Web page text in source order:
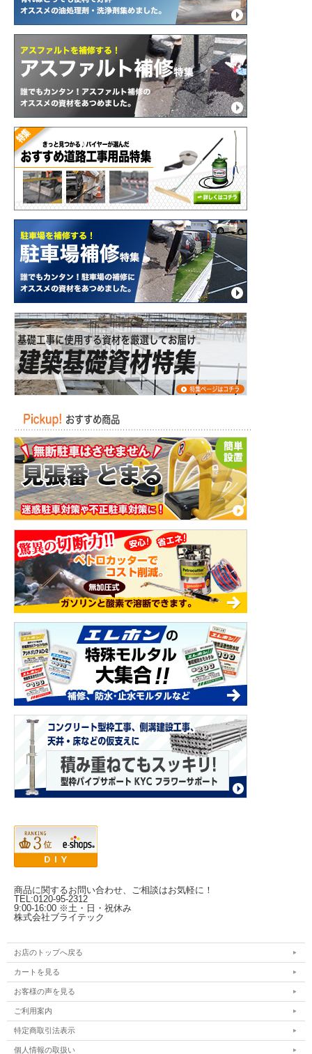
商品に関するお問い合わせ、ご相談はお気軽に！
TEL:0120-95-2312
9:00-16:00 ※土・日・祝休み
株式会社ブライテック
お店のトップへ戻る
カートを見る
お客様の声を見る
ご利用案内
特定商取引法表示
個人情報の取扱い